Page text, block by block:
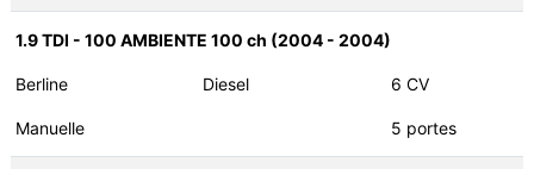
1.9 TDI - 100 AMBIENTE 100 ch (2004 - 2004)
Berline Diesel 6 CV
Manuelle 5 portes